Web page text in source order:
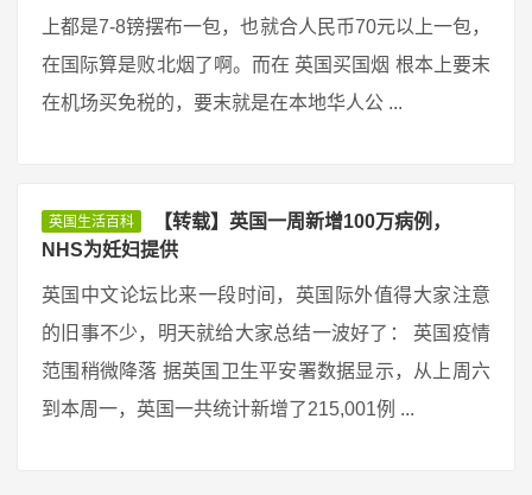
上都是7-8镑摆布一包，也就合人民币70元以上一包，
在国际算是败北烟了啊。而在 英国买国烟 根本上要末
在机场买免税的，要末就是在本地华人公 ...
英国生活百科
【转载】英国一周新增100万病例，
NHS为妊妇提供
英国中文论坛比来一段时间，英国际外值得大家注意
的旧事不少，明天就给大家总结一波好了： 英国疫情
范围稍微降落 据英国卫生平安署数据显示，从上周六
到本周一，英国一共统计新增了215,001例 ...